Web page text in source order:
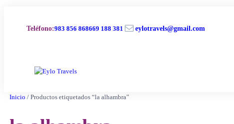
contenidoTeléfono:983 856 868669 188 381 Correo electrónico eylotravels@gmail.com
Inicio / Productos etiquetados “la alhambra”